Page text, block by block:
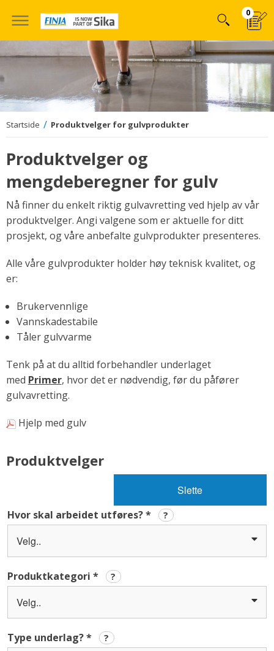
innehÃ¥llet
0
Startside Produktvelger for gulvprodukter
Produktvelger og
mengdeberegner for gulv
Nå finner du enkelt riktig gulvavretting ved hjelp av vår
produktvelger. Angi valgene som er aktuelle for ditt
prosjekt, og våre anbefalte gulvprodukter presenteres.
Alle våre gulvprodukter holder høy teknisk kvalitet, og
er:
Brukervennlige
Vannskadestabile
Tåler gulvvarme
Tenk på at du alltid forbehandler underlaget
med Primer, hvor det er nødvendig, før du påfører
gulvavretting.
Hjelp med gulv
Produktvelger
Slette
Hvor skal arbeidet utføres?* ?
Velg..
Produktkategori* ?
Velg..
Type underlag?* ?